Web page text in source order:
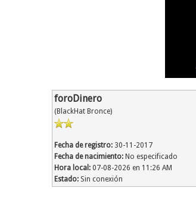
foroDinero
(BlackHat Bronce)
Fecha de registro: 30-11-2017
Fecha de nacimiento: No especificado
Hora local: 07-08-2026 en 11:26 AM
Estado: Sin conexión